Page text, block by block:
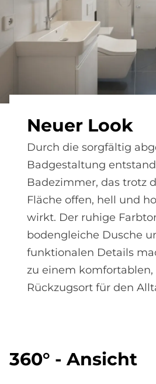
Neu­er Look
Durch die sorgfältig
Badgestaltung
Badezimmer, das trotz
Fläche offen, hell und
wirkt. Der ruhige
bodengleiche Dusche
funktionalen Details
zu einem komfortablen,
Rückzugsort für den
360° - An­si­cht